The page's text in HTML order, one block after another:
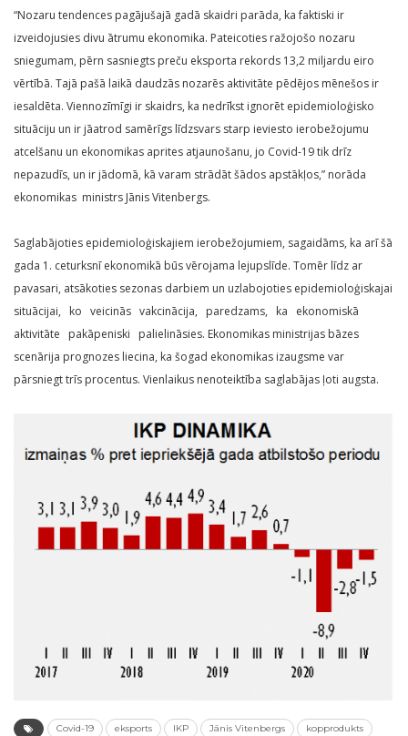
“Nozaru tendences pagājušajā gadā skaidri parāda, ka faktiski ir
izveidojusies divu ātrumu ekonomika. Pateicoties ražojošo nozaru
sniegumam, pērn sasniegts preču eksporta rekords 13,2 miljardu eiro
vērtībā. Tajā pašā laikā daudzās nozarēs aktivitāte pēdējos mēnešos ir
iesaldēta. Viennozīmīgi ir skaidrs, ka nedrīkst ignorēt epidemioloģisko
situāciju un ir jāatrod samērīgs līdzsvars starp ieviesto ierobežojumu
atcelšanu un ekonomikas aprites atjaunošanu, jo Covid-19 tik drīz
nepazudīs, un ir jādomā, kā varam strādāt šādos apstākļos,” norāda
ekonomikas ministrs Jānis Vitenbergs.
Saglabājoties epidemioloģiskajiem ierobežojumiem, sagaidāms, ka arī šā
gada 1. ceturksnī ekonomikā būs vērojama lejupslīde. Tomēr līdz ar
pavasari, atsākoties sezonas darbiem un uzlabojoties epidemioloģiskajai
situācijai, ko veicinās vakcinācija, paredzams, ka ekonomiskā
aktivitāte pakāpeniski palielināsies. Ekonomikas ministrijas bāzes
scenārija prognozes liecina, ka šogad ekonomikas izaugsme var
pārsniegt trīs procentus. Vienlaikus nenoteiktība saglabājas ļoti augsta.
Covid-19 eksports IKP Jānis Vitenbergs kopprodukts